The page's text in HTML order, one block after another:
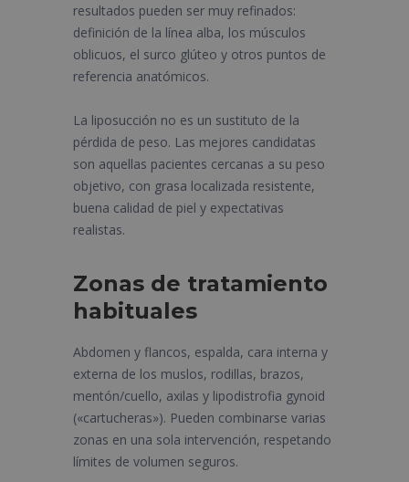
resultados pueden ser muy refinados:
definición de la línea alba, los músculos
oblicuos, el surco glúteo y otros puntos de
referencia anatómicos.
La liposucción no es un sustituto de la
pérdida de peso. Las mejores candidatas
son aquellas pacientes cercanas a su peso
objetivo, con grasa localizada resistente,
buena calidad de piel y expectativas
realistas.
Zonas de tratamiento
habituales
Abdomen y flancos, espalda, cara interna y
externa de los muslos, rodillas, brazos,
mentón/cuello, axilas y lipodistrofia gynoid
(«cartucheras»). Pueden combinarse varias
zonas en una sola intervención, respetando
límites de volumen seguros.